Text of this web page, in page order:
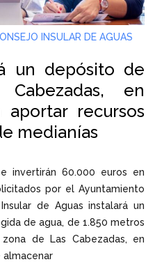
INSULAR DE AGUAS
un depósito de
en
aportar recursos
medianías
invertirán 60.000 euros en
por el Ayuntamiento
de Aguas instalará un
de agua, de 1.850 metros
de Las Cabezadas, en
almacenar